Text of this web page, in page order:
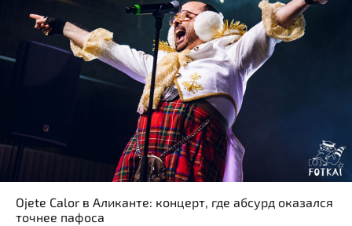
Ojete Calor в Аликанте: концерт, где абсурд оказался
точнее пафоса